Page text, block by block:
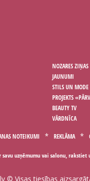
NOZARES ZIŅAS
JAUNUMI
STILS UN MODE
PROJEKTS
BEAUTY TV
VĀRDNĪCA
NOTEIKUMI REKLĀMA
uzņēmumu vai salonu, rakstiet
© Visas tiesības